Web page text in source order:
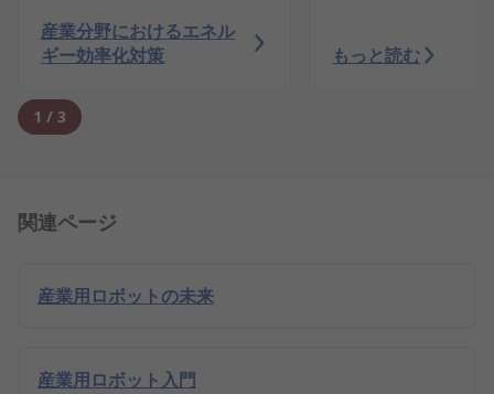
産業分野におけるエネル
ギー効率化対策
もっと読む
1 / 3
関連ページ
産業用ロボットの未来
産業用ロボット入門